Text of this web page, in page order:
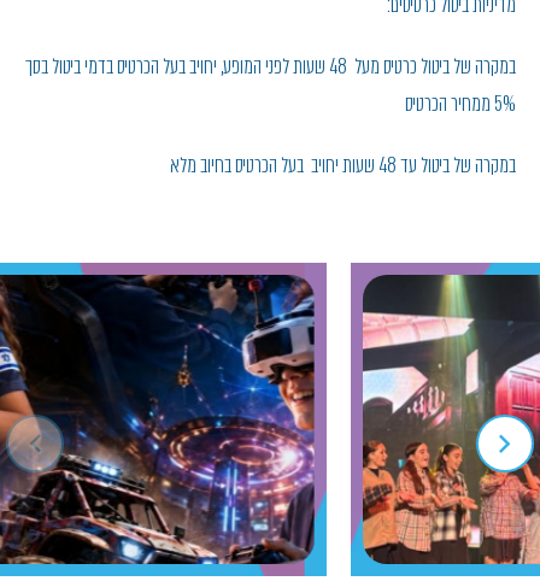
במקרה של ביטול כרטיס מעל 48 שעות לפני המופע, יחויב בעל הכרטיס בדמי ביטול בסך
5% ממחיר הכרטיס
במקרה של ביטול עד 48 שעות יחויב בעל הכרטיס בחיוב מלא